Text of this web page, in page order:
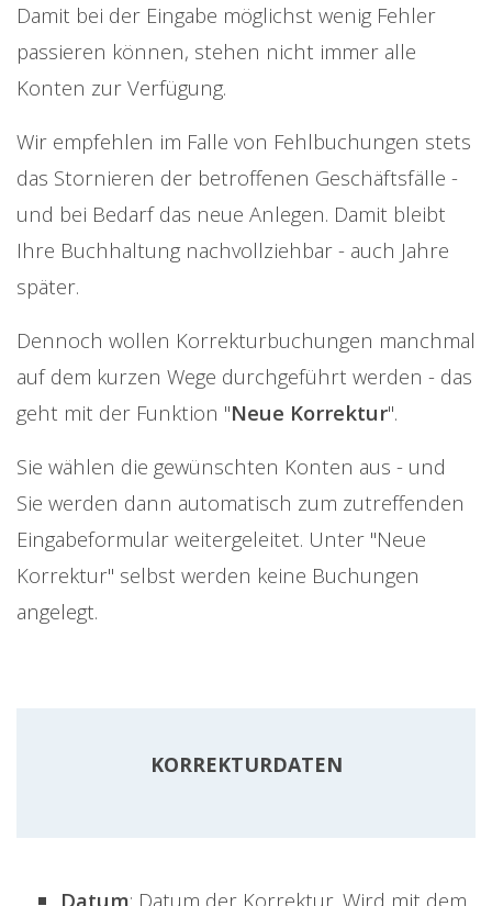
Damit bei der Eingabe möglichst wenig Fehler
passieren können, stehen nicht immer alle
Konten zur Verfügung.
Wir empfehlen im Falle von Fehlbuchungen stets
das Stornieren der betroffenen Geschäftsfälle -
und bei Bedarf das neue Anlegen. Damit bleibt
Ihre Buchhaltung nachvollziehbar - auch Jahre
später.
Dennoch wollen Korrekturbuchungen manchmal
auf dem kurzen Wege durchgeführt werden - das
geht mit der Funktion "Neue Korrektur".
Sie wählen die gewünschten Konten aus - und
Sie werden dann automatisch zum zutreffenden
Eingabeformular weitergeleitet. Unter "Neue
Korrektur" selbst werden keine Buchungen
angelegt.
KORREKTURDATEN
Datum: Datum der Korrektur. Wird mit dem